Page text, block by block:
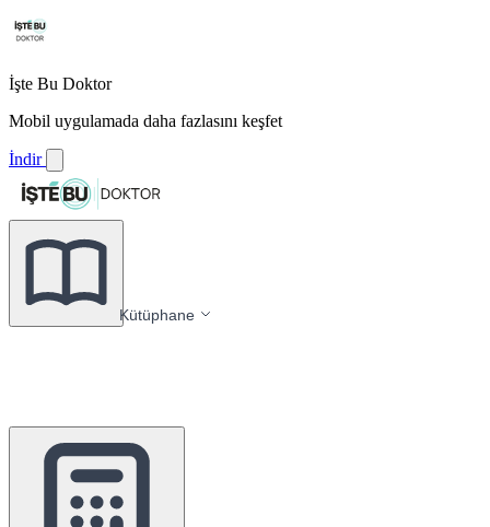
İşte Bu Doktor
Mobil uygulamada daha fazlasını keşfet
İndir
Kütüphane